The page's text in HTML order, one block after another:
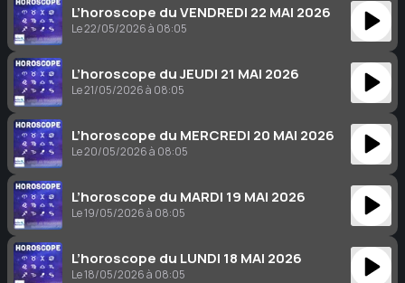
L’horoscope du VENDREDI 22 MAI 2026
Le 22/05/2026 à 08:05
L’horoscope du JEUDI 21 MAI 2026
Le 21/05/2026 à 08:05
L’horoscope du MERCREDI 20 MAI 2026
Le 20/05/2026 à 08:05
L’horoscope du MARDI 19 MAI 2026
Le 19/05/2026 à 08:05
L’horoscope du LUNDI 18 MAI 2026
Le 18/05/2026 à 08:05